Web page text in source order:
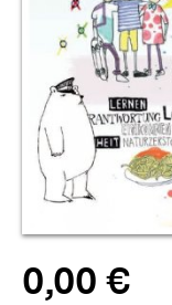
Allgemeine
Informationen
0,00 €0